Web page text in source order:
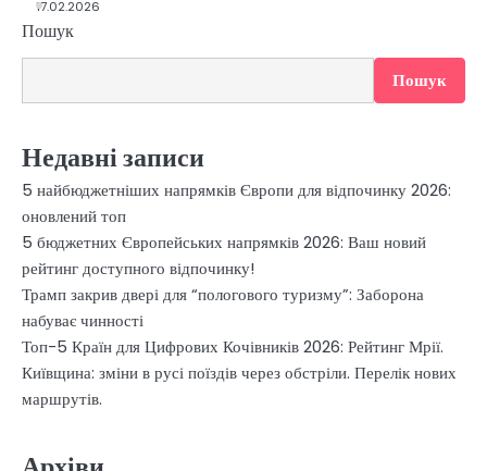
17.02.2026
Пошук
Пошук
Недавні записи
5 найбюджетніших напрямків Європи для відпочинку 2026:
оновлений топ
5 бюджетних Європейських напрямків 2026: Ваш новий
рейтинг доступного відпочинку!
Трамп закрив двері для “пологового туризму”: Заборона
набуває чинності
Топ-5 Країн для Цифрових Кочівників 2026: Рейтинг Мрії.
Київщина: зміни в русі поїздів через обстріли. Перелік нових
маршрутів.